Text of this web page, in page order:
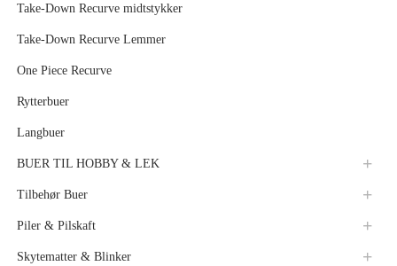
Take-Down Recurve midtstykker
Take-Down Recurve Lemmer
One Piece Recurve
Rytterbuer
Langbuer
BUER TIL HOBBY & LEK
Tilbehør Buer
Piler & Pilskaft
Skytematter & Blinker